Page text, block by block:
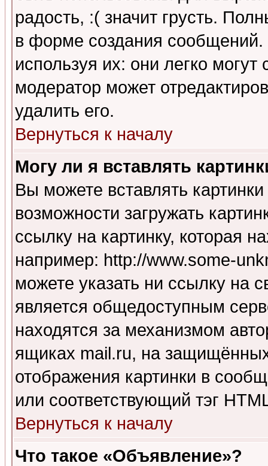
радость, :( значит грусть.
в форме создания сообщений.
используя их: они легко
модератор может
удалить его.
Вернуться к началу
Могу ли я вставлять
Вы можете вставлять
возможности загружать
ссылку на картинку, которая
например: http://www.some-
можете указать ни ссылку на
является общедоступным
находятся за механизмом
ящиках mail.ru, на
отображения картинки в
или соответствующий тэг
Вернуться к началу
Что такое «Объявление»?